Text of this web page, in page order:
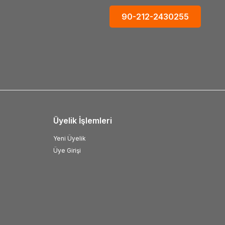
90-212-2430255
Üyelik İşlemleri
Yeni Üyelik
Üye Girişi